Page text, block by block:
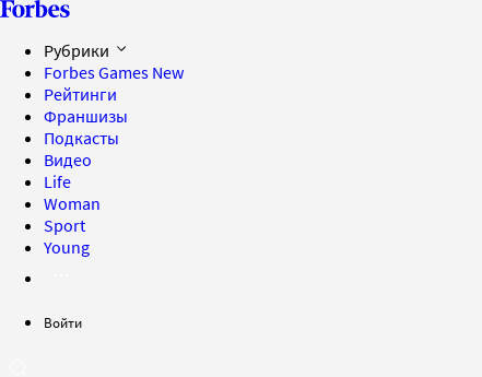
Рубрики
Forbes Games New
Рейтинги
Франшизы
Подкасты
Видео
Life
Woman
Sport
Young
Войти